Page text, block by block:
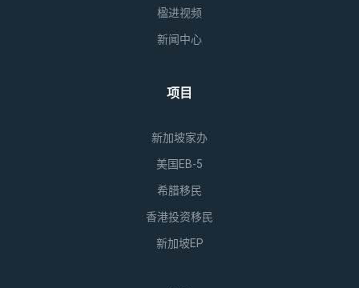
楹进视频
新闻中心
项目
新加坡家办
美国EB-5
希腊移民
香港投资移民
新加坡EP